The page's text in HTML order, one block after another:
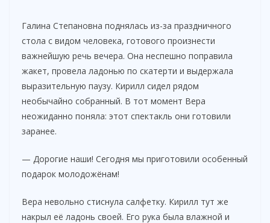
y
V
i
o
Галина Степановна поднялась из-за праздничного
стола с видом человека, готового произнести
важнейшую речь вечера. Она неспешно поправила
жакет, провела ладонью по скатерти и выдержала
выразительную паузу. Кирилл сидел рядом
необычайно собранный. В тот момент Вера
неожиданно поняла: этот спектакль они готовили
заранее.
— Дорогие наши! Сегодня мы приготовили особенный
подарок молодожёнам!
Вера невольно стиснула салфетку. Кирилл тут же
накрыл её ладонь своей. Его рука была влажной и